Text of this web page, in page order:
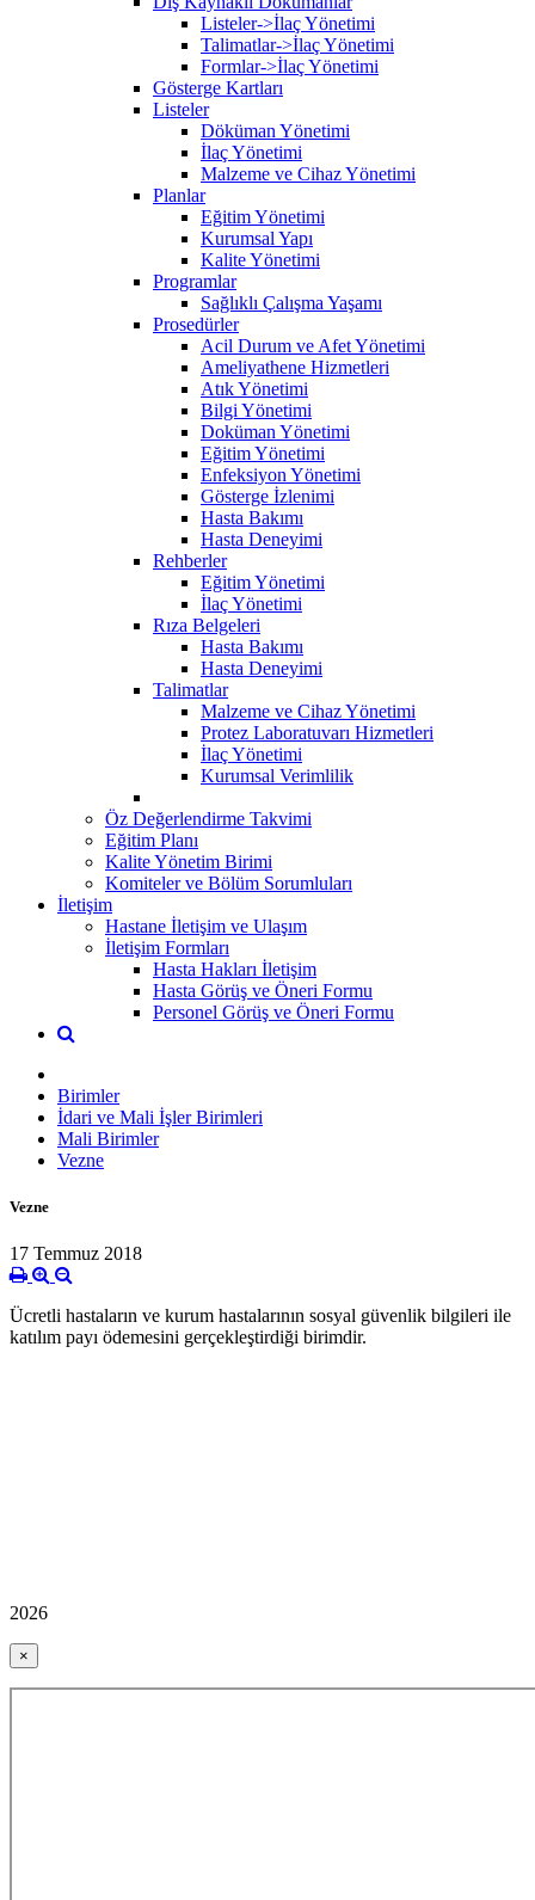
Listeler->İlaç Yönetimi
Talimatlar->İlaç Yönetimi
Formlar->İlaç Yönetimi
Gösterge Kartları
Listeler
Döküman Yönetimi
İlaç Yönetimi
Malzeme ve Cihaz Yönetimi
Planlar
Eğitim Yönetimi
Kurumsal Yapı
Kalite Yönetimi
Programlar
Sağlıklı Çalışma Yaşamı
Prosedürler
Acil Durum ve Afet Yönetimi
Ameliyathene Hizmetleri
Atık Yönetimi
Bilgi Yönetimi
Doküman Yönetimi
Eğitim Yönetimi
Enfeksiyon Yönetimi
Gösterge İzlenimi
Hasta Bakımı
Hasta Deneyimi
Rehberler
Eğitim Yönetimi
İlaç Yönetimi
Rıza Belgeleri
Hasta Bakımı
Hasta Deneyimi
Talimatlar
Malzeme ve Cihaz Yönetimi
Protez Laboratuvarı Hizmetleri
İlaç Yönetimi
Kurumsal Verimlilik
Öz Değerlendirme Takvimi
Eğitim Planı
Kalite Yönetim Birimi
Komiteler ve Bölüm Sorumluları
İletişim
Hastane İletişim ve Ulaşım
İletişim Formları
Hasta Hakları İletişim
Hasta Görüş ve Öneri Formu
Personel Görüş ve Öneri Formu
Birimler
İdari ve Mali İşler Birimleri
Mali Birimler
Vezne
Vezne
17 Temmuz 2018
Ücretli hastaların ve kurum hastalarının sosyal güvenlik bilgileri ile
katılım payı ödemesini gerçekleştirdiği birimdir.
2026
×